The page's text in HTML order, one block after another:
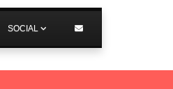
SOCIAL